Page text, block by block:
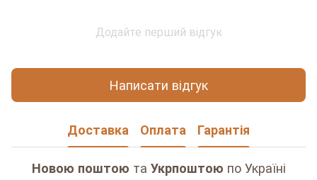
Додайте перший відгук
Написати відгук
Доставка Оплата Гарантія
Новою поштою та Укрпоштою по Україні